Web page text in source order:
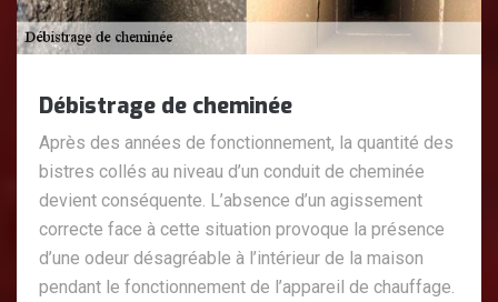
Débistrage de cheminée
Après des années de fonctionnement, la quantité des
bistres collés au niveau d’un conduit de cheminée
devient conséquente. L’absence d’un agissement
correcte face à cette situation provoque la présence
d’une odeur désagréable à l’intérieur de la maison
pendant le fonctionnement de l’appareil de chauffage.